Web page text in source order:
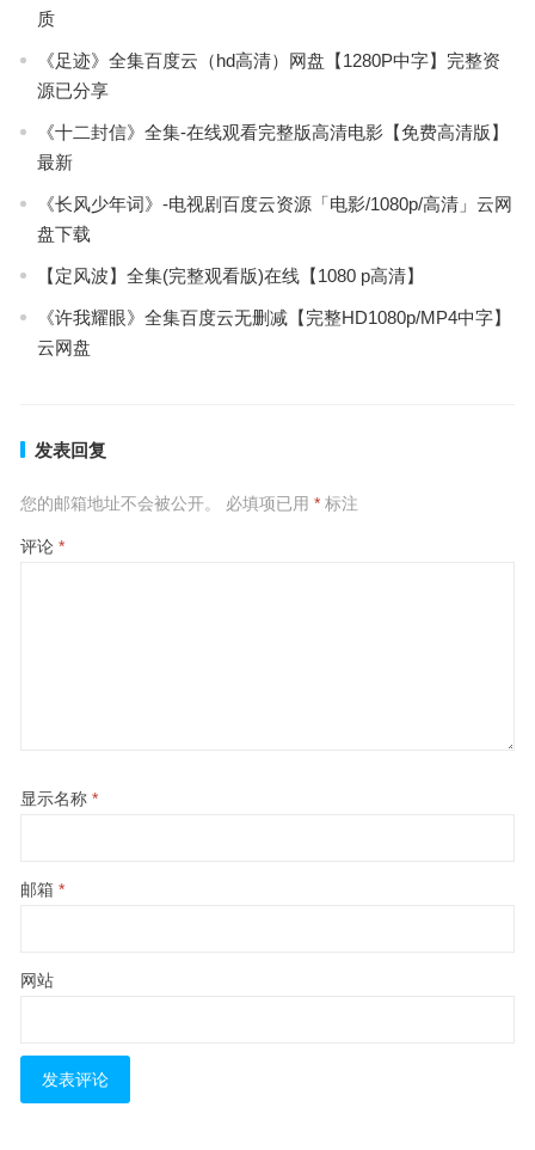
质
《足迹》全集百度云（hd高清）网盘【1280P中字】完整资
源已分享
《十二封信》全集-在线观看完整版高清电影【免费高清版】
最新
《长风少年词》-电视剧百度云资源「电影/1080p/高清」云网
盘下载
【定风波】全集(完整观看版)在线【1080 p高清】
《许我耀眼》全集百度云无删减【完整HD1080p/MP4中字】
云网盘
发表回复
您的邮箱地址不会被公开。 必填项已用 *标注
评论 *
显示名称 *
邮箱 *
网站